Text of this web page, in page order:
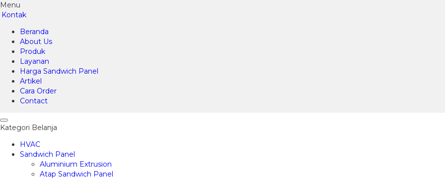
Menu
Kontak
Beranda
About Us
Produk
Layanan
Harga Sandwich Panel
Artikel
Cara Order
Contact
Kategori Belanja
HVAC
Sandwich Panel
Aluminium Extrusion
Atap Sandwich Panel